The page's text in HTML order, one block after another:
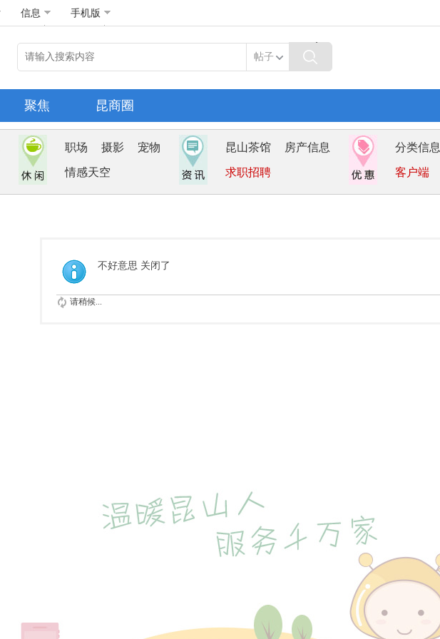
信息 手机版
帖子
聚焦 昆商圈
职场 摄影 宠物
情感天空
昆山茶馆 房产信息
求职招聘
分类信息
客户端
不好意思 关闭了
请稍候...